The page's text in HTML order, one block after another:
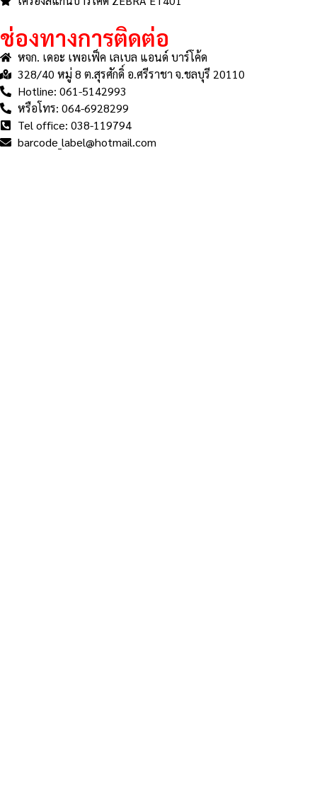
ช่องทางการติดต่อ
หจก. เดอะ เพอเฟ็ค เลเบล แอนด์ บาร์โค้ด
328/40 หมู่ 8 ต.สุรศักดิ์ อ.ศรีราชา จ.ชลบุรี 20110
Hotline: 061-5142993
หรือโทร: 064-6928299
Tel office: 038-119794
barcode_label@hotmail.com